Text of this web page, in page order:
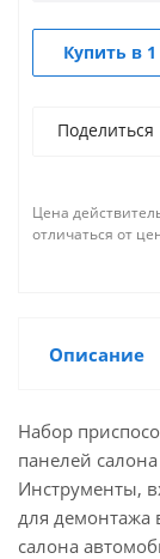
Купить в
Поделиться
Цена
отличаться от
Описание
Набор
панелей
Инструменты,
для демонтажа
салона